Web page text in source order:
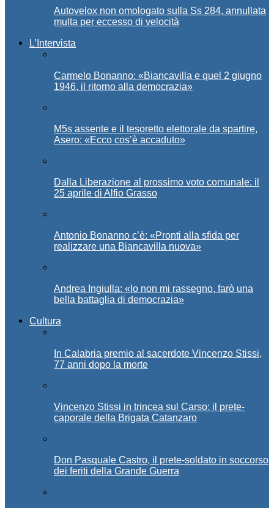
Autovelox non omologato sulla Ss 284, annullata
multa per eccesso di velocità
L’Intervista
Carmelo Bonanno: «Biancavilla e quel 2 giugno
1946, il ritorno alla democrazia»
M5s assente e il tesoretto elettorale da spartire,
Asero: «Ecco cos’è accaduto»
Dalla Liberazione al prossimo voto comunale: il
25 aprile di Alfio Grasso
Antonio Bonanno c’è: «Pronti alla sfida per
realizzare una Biancavilla nuova»
Andrea Ingiulla: «Io non mi rassegno, farò una
bella battaglia di democrazia»
Cultura
In Calabria premio al sacerdote Vincenzo Stissi,
77 anni dopo la morte
Vincenzo Stissi in trincea sul Carso: il prete-
caporale della Brigata Catanzaro
Don Pasquale Castro, il prete-soldato in soccorso
dei feriti della Grande Guerra